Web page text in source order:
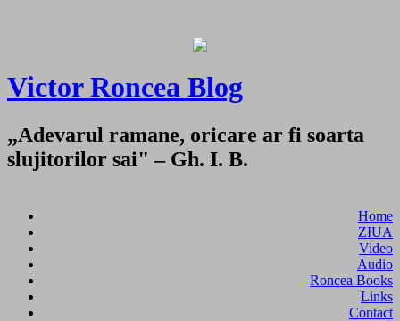
Victor Roncea Blog
„Adevarul ramane, oricare ar fi soarta
slujitorilor sai" – Gh. I. B.
Home
ZIUA
Video
Audio
Roncea Books
Links
Contact